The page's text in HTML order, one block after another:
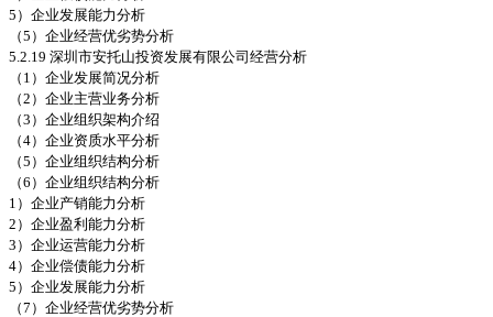
5）企业发展能力分析
（5）企业经营优劣势分析
5.2.19 深圳市安托山投资发展有限公司经营分析
（1）企业发展简况分析
（2）企业主营业务分析
（3）企业组织架构介绍
（4）企业资质水平分析
（5）企业组织结构分析
（6）企业组织结构分析
1）企业产销能力分析
2）企业盈利能力分析
3）企业运营能力分析
4）企业偿债能力分析
5）企业发展能力分析
（7）企业经营优劣势分析